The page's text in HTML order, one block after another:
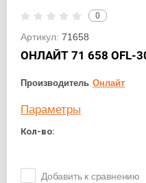
0
Артикул: 71658
ОНЛАЙТ 71 658 OFL-
Производитель Онлайт
Параметры
Кол-во:
Добавить к сравнению